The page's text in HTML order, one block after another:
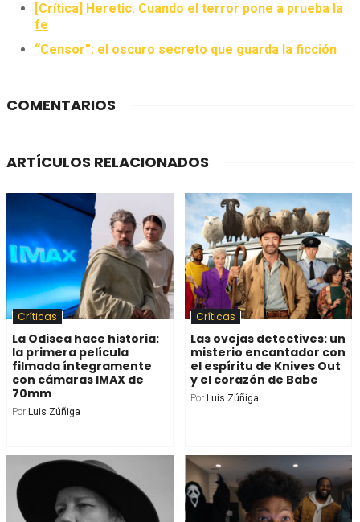
[Crítica] Heretic: Cuando el terror pone a prueba la
fe
“Censor”: el oscuro secreto que guarda la ficción
COMENTARIOS
ARTÍCULOS RELACIONADOS
Críticas
La Odisea hace historia:
la primera película
filmada íntegramente
con cámaras IMAX de
70mm
Por Luis Zúñiga
Críticas
Las ovejas detectives: un
misterio encantador con
el espíritu de Knives Out
y el corazón de Babe
Por Luis Zúñiga